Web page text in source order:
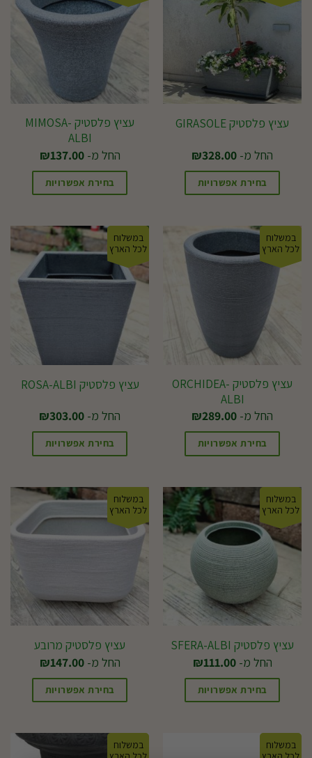
סוגים.
לבחור
האפשרויות
בעמוד
סוגים.
ניתן
האפשרויות
בעמוד
המוצר
עציץ פלסטיק GIRASOLE
החל מ-
₪328.00
בחירת אפשרויות
מספר
האפשרויות
בעמוד
המוצר
עציץ פלסטיק MIMOSA-
ALBI
החל מ-
₪137.00
בחירת אפשרויות
זה
יש
סוגים.
האפשרויות
בעמוד
במשלוח
לכל הארץ
עציץ פלסטיק ORCHIDEA-
ALBI
החל מ-
₪289.00
בחירת אפשרויות
זה
יש
מספר
סוגים.
ניתן
לבחור
את
האפשרויות
בעמוד
המוצר
במשלוח
לכל הארץ
עציץ פלסטיק ROSA-ALBI
החל מ-
₪303.00
בחירת אפשרויות
זה
יש
מספר
סוגים.
את
האפשרויות
בעמוד
המוצר
במשלוח
לכל הארץ
עציץ פלסטיק SFERA-ALBI
החל מ-
₪111.00
בחירת אפשרויות
במשלוח
לכל הארץ
עציץ פלסטיק מרובע
החל מ-
₪147.00
בחירת אפשרויות
זה
במשלוח
במשלוח